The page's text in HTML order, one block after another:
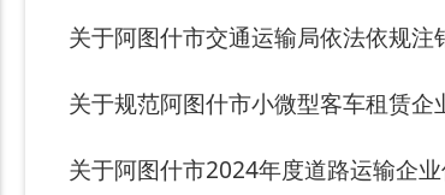
“你来提、我来干”阿图什市智慧公交调查问卷